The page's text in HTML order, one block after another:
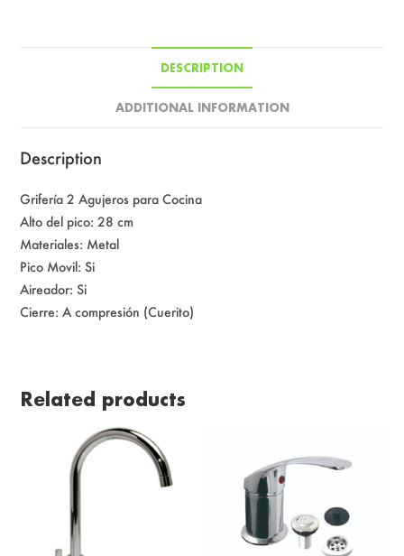
DESCRIPTION
ADDITIONAL INFORMATION
Description
Grifería 2 Agujeros para Cocina
Alto del pico: 28 cm
Materiales: Metal
Pico Movil: Si
Aireador: Si
Cierre: A compresión (Cuerito)
Related products